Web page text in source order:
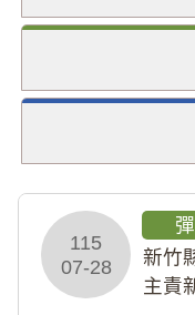
115
07-28
新竹
主責